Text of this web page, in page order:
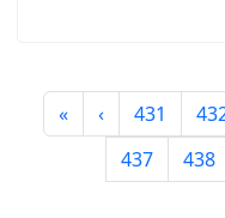
« ‹ 431
437
438